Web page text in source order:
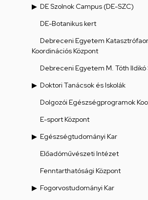
DE Szolnok Campus (DE-SZC)
DE-Botanikus kert
Debreceni Egyetem
Koordinációs Központ
Debreceni Egyetem M. Tóth Ildikó
Doktori Tanácsok és Iskolák
Dolgozói Egészségprogramok
E-sport Központ
Egészségtudományi Kar
Előadóművészeti Intézet
Fenntarthatósági Központ
Fogorvostudományi Kar